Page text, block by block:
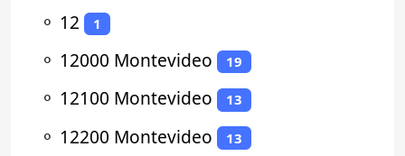
⚬ 12 1
⚬ 12000 Montevideo 19
⚬ 12100 Montevideo 13
⚬ 12200 Montevideo 13